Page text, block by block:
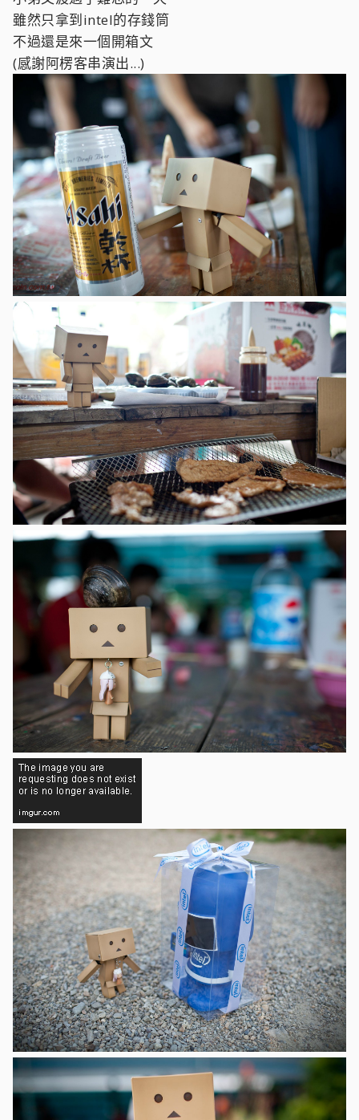
雖然只拿到intel的存錢筒
不過還是來一個開箱文
(感謝阿楞客串演出...)